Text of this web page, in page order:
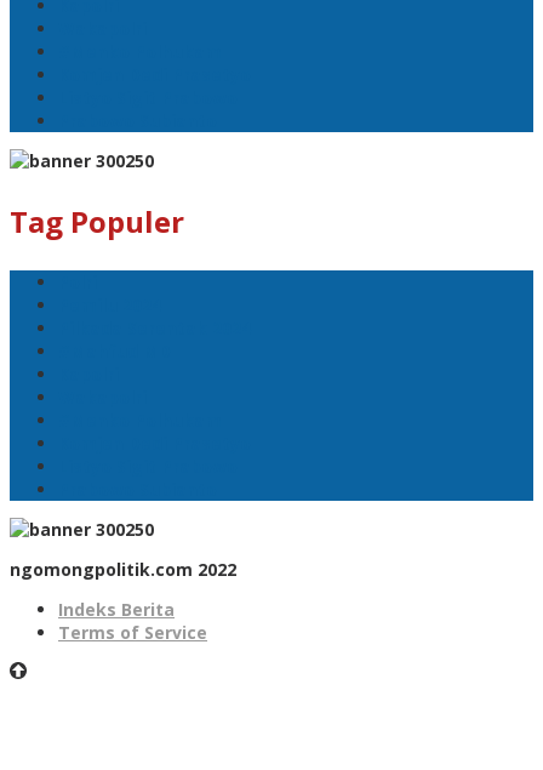
Tag Populer
ngomongpolitik.com 2022
Indeks Berita
Terms of Service